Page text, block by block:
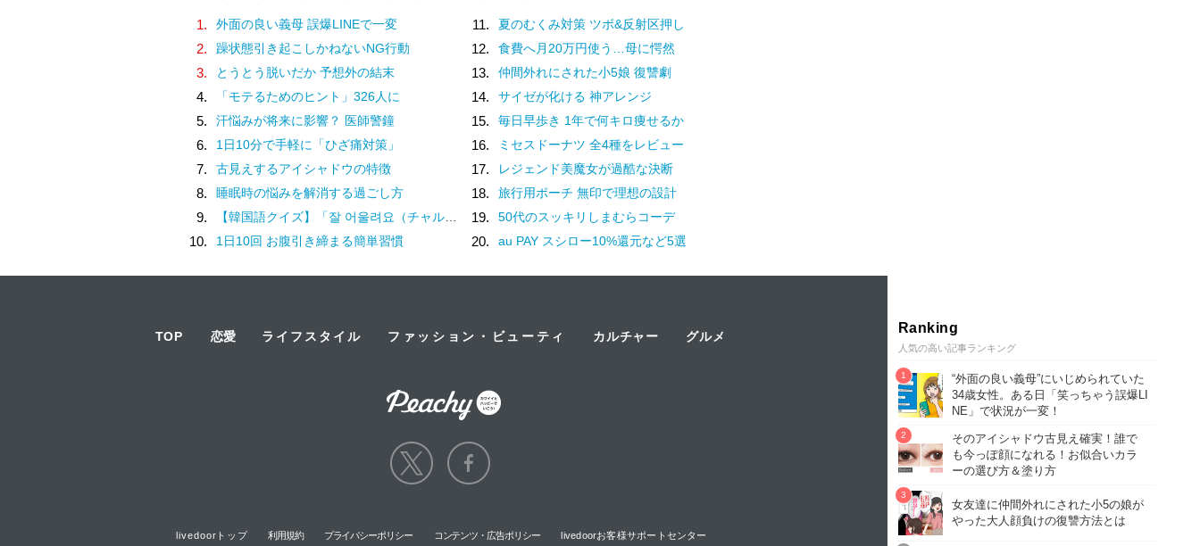
1. 外面の良い義母 誤爆LINEで一変
2. 躁状態引き起こしかねないNG行動
3. とうとう脱いだか 予想外の結末
4. 「モテるためのヒント」326人に
5. 汗悩みが将来に影響？ 医師警鐘
6. 1日10分で手軽に「ひざ痛対策」
7. 古見えするアイシャドウの特徴
8. 睡眠時の悩みを解消する過ごし方
9. 【韓国語クイズ】「잘 어울려요（チャル オウルリョヨ）」の意味は？褒め言葉です♡
10. 1日10回 お腹引き締まる簡単習慣
11. 夏のむくみ対策 ツボ&反射区押し
12. 食費へ月20万円使う…母に愕然
13. 仲間外れにされた小5娘 復讐劇
14. サイゼが化ける 神アレンジ
15. 毎日早歩き 1年で何キロ痩せるか
16. ミセスドーナツ 全4種をレビュー
17. レジェンド美魔女が過酷な決断
18. 旅行用ポーチ 無印で理想の設計
19. 50代のスッキリしまむらコーデ
20. au PAY スシロー10%還元など5選
Ranking
人気の高い記事ランキング
“外面の良い義母”にいじめられていた
34歳女性。ある日「笑っちゃう誤爆LI
NE」で状況が一変！
そのアイシャドウ古見え確実！誰で
も今っぽ顔になれる！お似合いカラ
ーの選び方＆塗り方
女友達に仲間外れにされた小5の娘が
やった大人顔負けの復讐方法とは
TOP 恋愛 ライフスタイル ファッション・ビューティ カルチャー グルメ
livedoorトップ 利用規約 プライバシーポリシー コンテンツ・広告ポリシー livedoorお客様サポートセンター